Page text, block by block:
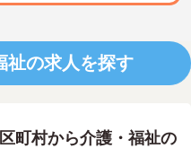
祉の求人を探す
町村から介護・福祉の